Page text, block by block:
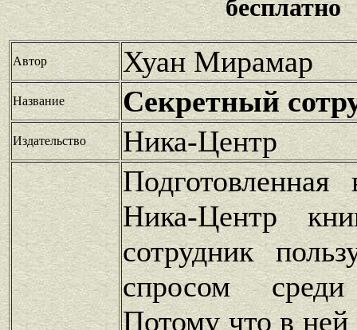
бесплатно
Автор Хуан Мирамар
Название Секретный
Издательство Ника-Центр
Подготовленная
Ника-Центр
сотрудник
спросом среди
Потому что в ней